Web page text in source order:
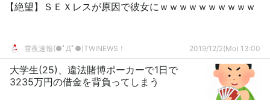
【絶望】ＳＥＸレスが原因で彼女にｗｗｗｗｗｗｗｗｗｗ
雪夜速報(●ﾟДﾟ●)TWINEWS！ 2019/12/2(Mo) 13:00
大学生(25)、違法賭博ポーカーで1日で
3235万円の借金を背負ってしまう